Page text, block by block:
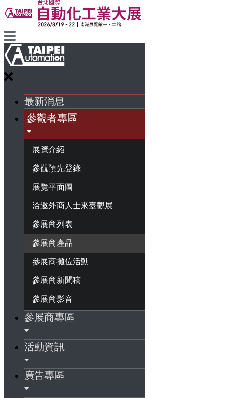
最新消息
參觀者專區
展覽介紹
參觀預先登錄
展覽平面圖
洽邀外商人士來臺觀展
參展商列表
參展商產品
參展商攤位活動
參展商新聞稿
參展商影音
參展商專區
活動資訊
廣告專區